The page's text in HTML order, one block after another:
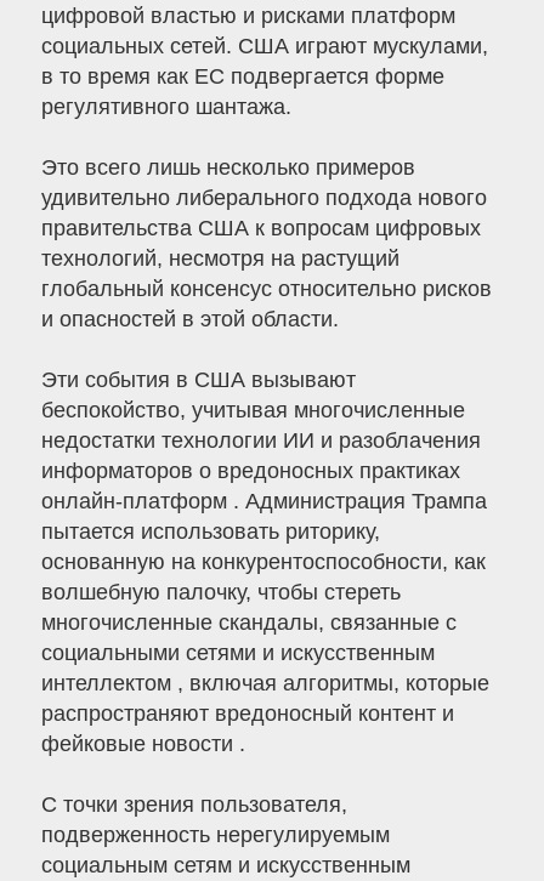
цифровой властью и рисками платформ
социальных сетей. США играют мускулами,
в то время как ЕС подвергается форме
регулятивного шантажа.
Это всего лишь несколько примеров
удивительно либерального подхода нового
правительства США к вопросам цифровых
технологий, несмотря на растущий
глобальный консенсус относительно рисков
и опасностей в этой области.
Эти события в США вызывают
беспокойство, учитывая многочисленные
недостатки технологии ИИ и разоблачения
информаторов о вредоносных практиках
онлайн-платформ . Администрация Трампа
пытается использовать риторику,
основанную на конкурентоспособности, как
волшебную палочку, чтобы стереть
многочисленные скандалы, связанные с
социальными сетями и искусственным
интеллектом , включая алгоритмы, которые
распространяют вредоносный контент и
фейковые новости .
С точки зрения пользователя,
подверженность нерегулируемым
социальным сетям и искусственным